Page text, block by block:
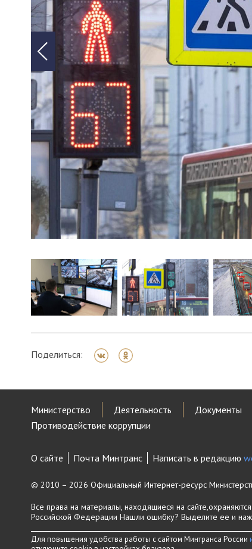
Поделиться:
Министерство Деятельность Документы
Противодействие коррупции
О сайте Почта Минтранс Написать в редакцию
© 2010 – 2026 Официальный Интернет-ресурс
Все права на материалы, находящиеся на сайте,охраняются
Российской Федерации Нашли ошибку? Выделите ее и
Для повышения удобства работы с сайтом Минтранса России